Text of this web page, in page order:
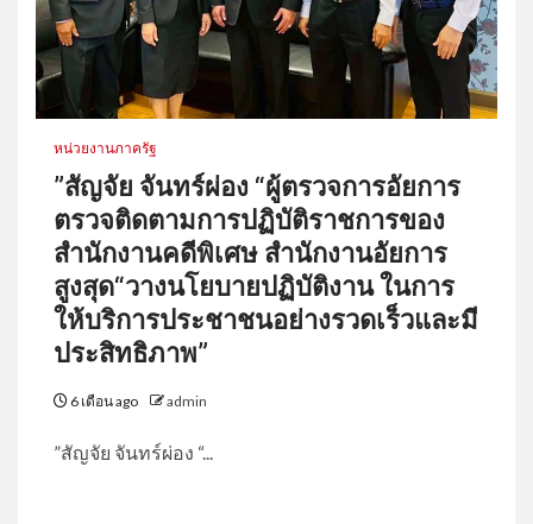
หน่วยงานภาครัฐ
”สัญจัย จันทร์ผ่อง “ผู้ตรวจการอัยการ
ตรวจติดตามการปฏิบัติราชการของ
สำนักงานคดีพิเศษ สำนักงานอัยการ
สูงสุด“วางนโยบายปฏิบัติงาน ในการ
ให้บริการประชาชนอย่างรวดเร็วและมี
ประสิทธิภาพ”
6 เดือน ago admin
”สัญจัย จันทร์ผ่อง “...